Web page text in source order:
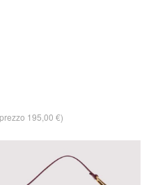
195,00 €)